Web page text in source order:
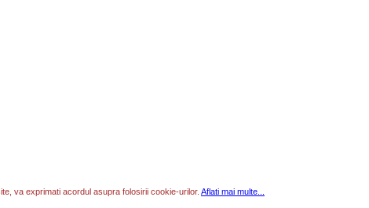
va exprimati acordul asupra folosirii cookie-urilor. Aflati mai multe...